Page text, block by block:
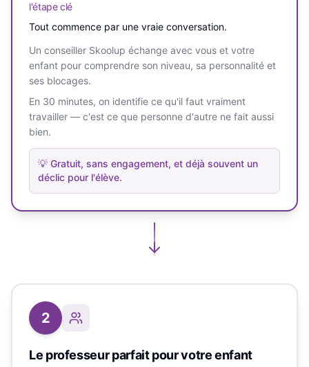
l'étape clé
Tout commence par une vraie conversation.
Un conseiller Skoolup échange avec vous et votre
enfant pour comprendre son niveau, sa personnalité et
ses blocages.
En 30 minutes, on identifie ce qu'il faut vraiment
travailler — c'est ce que personne d'autre ne fait aussi
bien.
💡 Gratuit, sans engagement, et déjà souvent un
déclic pour l'élève.
2
Le professeur parfait pour votre enfant